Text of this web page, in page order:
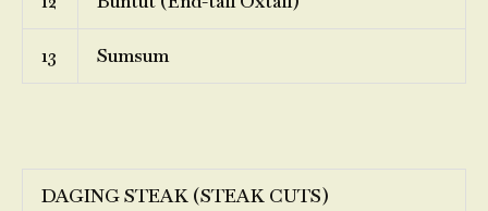
13 Sumsum
DAGING STEAK (STEAK CUTS)